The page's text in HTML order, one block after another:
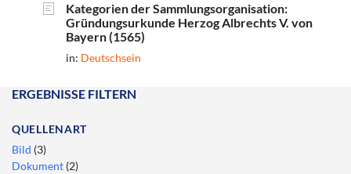
Kategorien der Sammlungsorganisation:
Gründungsurkunde Herzog Albrechts V. von
Bayern (1565)
in: Deutschsein
ERGEBNISSE FILTERN
QUELLENART
Bild (3)
Dokument (2)